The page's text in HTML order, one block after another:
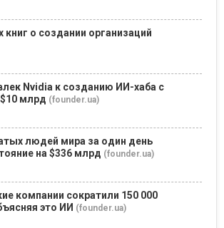
о создании организаций
Nvidia к созданию ИИ-хаба с
млрд (founder.ua)
людей мира за один день
на $336 млрд (founder.ua)
компании сократили 150 000
это ИИ (founder.ua)